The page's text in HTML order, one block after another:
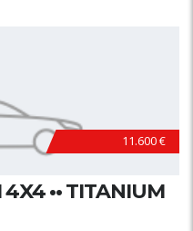
11.600 €
•• TITANIUM